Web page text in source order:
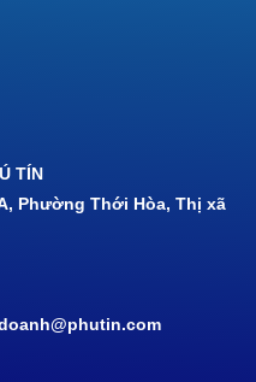
TÍN
Phường Thới Hòa, Thị xã